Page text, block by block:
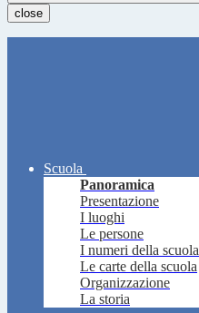
close
Scuola
Panoramica
Presentazione
I luoghi
Le persone
I numeri della scuola
Le carte della scuola
Organizzazione
La storia